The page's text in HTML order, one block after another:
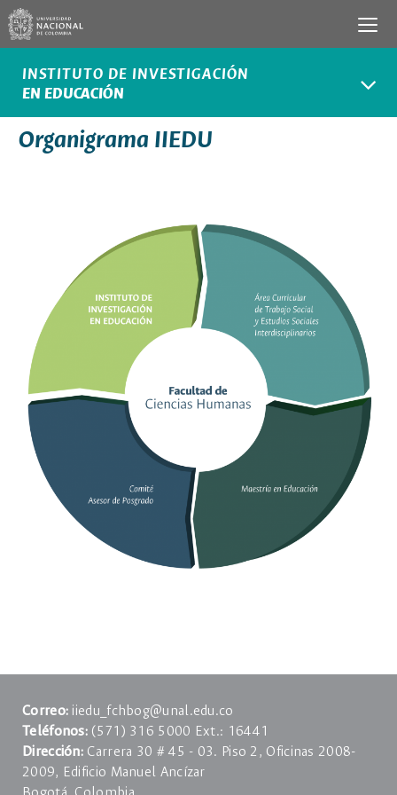
INSTITUTO DE INVESTIGACIÓN
EN EDUCACIÓN
Organigrama IIEDU
Correo: iiedu_fchbog@unal.edu.co
Teléfonos: (571) 316 5000 Ext.: 16441
Dirección: Carrera 30 # 45 - 03. Piso 2, Oficinas 2008-
2009, Edificio Manuel Ancízar